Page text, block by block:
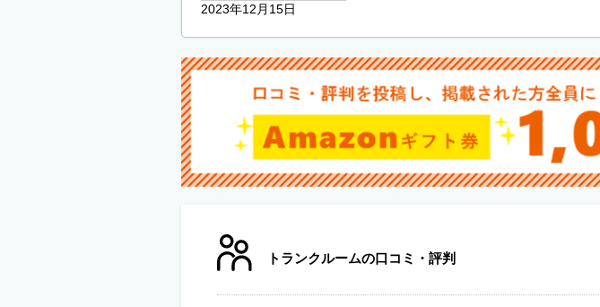
2023年12月15日
トランクルームの口コミ・評判